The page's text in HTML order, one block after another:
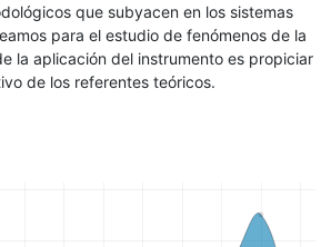
que subyacen en los sistemas
para el estudio de fenómenos de la
la aplicación del instrumento es propiciar
de los referentes teóricos.